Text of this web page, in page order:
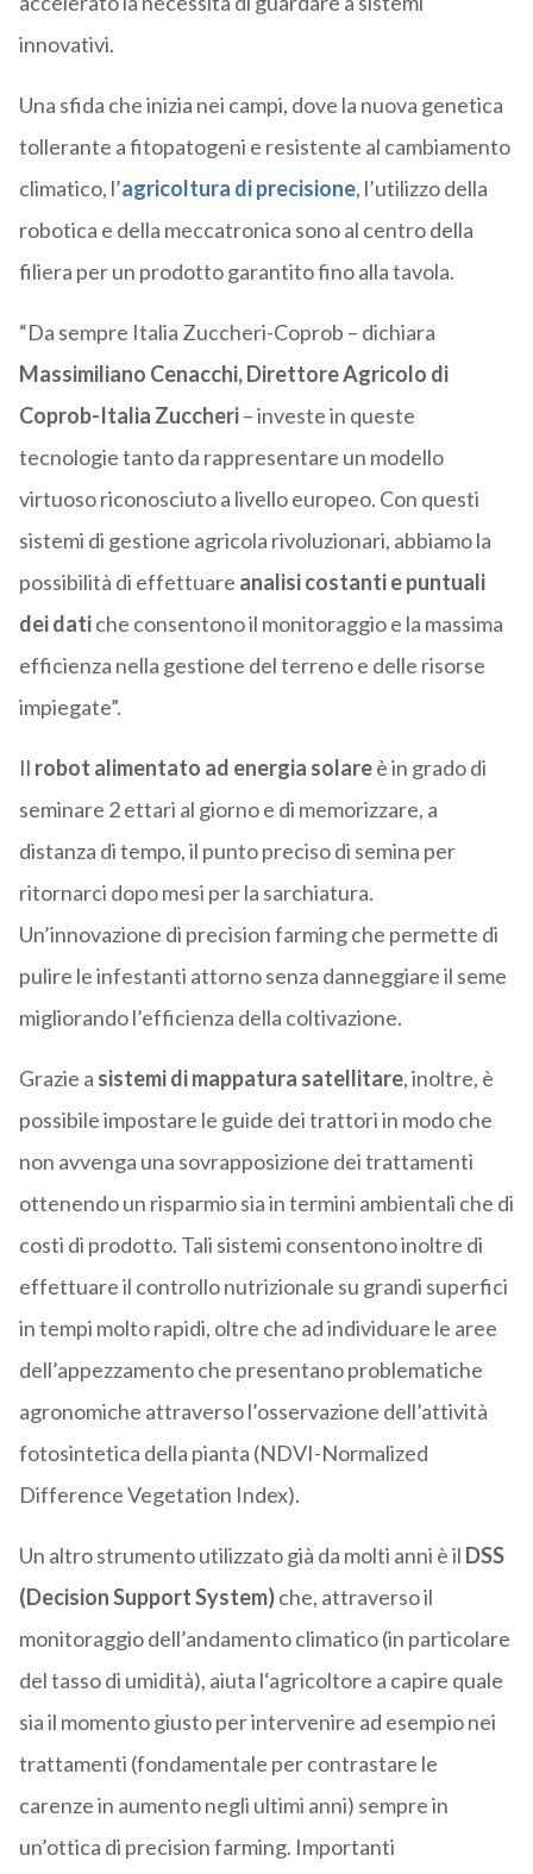
innovativi.
Una sfida che inizia nei campi, dove la nuova genetica
tollerante a fitopatogeni e resistente al cambiamento
climatico, l’agricoltura di precisione, l’utilizzo della
robotica e della meccatronica sono al centro della
filiera per un prodotto garantito fino alla tavola.
“Da sempre Italia Zuccheri-Coprob – dichiara
Massimiliano Cenacchi, Direttore Agricolo di
Coprob-Italia Zuccheri–investe in queste
tecnologie tanto da rappresentare un modello
virtuoso riconosciuto a livello europeo. Con questi
sistemi di gestione agricola rivoluzionari, abbiamo la
possibilità di effettuare analisi costanti e puntuali
dei datiche consentono il monitoraggio e la massima
efficienza nella gestione del terreno e delle risorse
impiegate”.
Il robot alimentato ad energia solareè in grado di
seminare 2 ettari al giorno e di memorizzare, a
distanza di tempo, il punto preciso di semina per
ritornarci dopo mesi per la sarchiatura.
Un’innovazione di precision farming che permette di
pulire le infestanti attorno senza danneggiare il seme
migliorando l’efficienza della coltivazione.
Grazie a sistemi di mappatura satellitare, inoltre, è
possibile impostare le guide dei trattori in modo che
non avvenga una sovrapposizione dei trattamenti
ottenendo un risparmio sia in termini ambientali che di
costi di prodotto. Tali sistemi consentono inoltre di
effettuare il controllo nutrizionale su grandi superfici
in tempi molto rapidi, oltre che ad individuare le aree
dell’appezzamento che presentano problematiche
agronomiche attraverso l’osservazione dell’attività
fotosintetica della pianta (NDVI-Normalized
Difference Vegetation Index).
Un altro strumento utilizzato già da molti anni è il DSS
(Decision Support System)che, attraverso il
monitoraggio dell’andamento climatico (in particolare
del tasso di umidità), aiuta l‘agricoltore a capire quale
sia il momento giusto per intervenire ad esempio nei
trattamenti (fondamentale per contrastare le
carenze in aumento negli ultimi anni) sempre in
un’ottica di precision farming. Importanti